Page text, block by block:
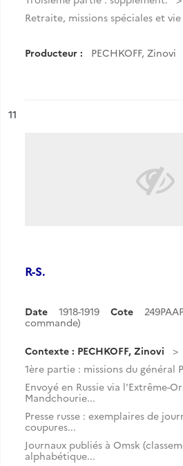
Retraite, missions spéciales et
Producteur : PECHKOFF, Zinovi
n°
11
R-S.
Date 1918-1919 Cote
commande)
Contexte : PECHKOFF, Zinovi
1ère partie : missions du général
Envoyé en Russie via l'Extrême-
Mandchourie...
Presse russe : exemplaires de
coupures...
Journaux publiés à Omsk
alphabétique...